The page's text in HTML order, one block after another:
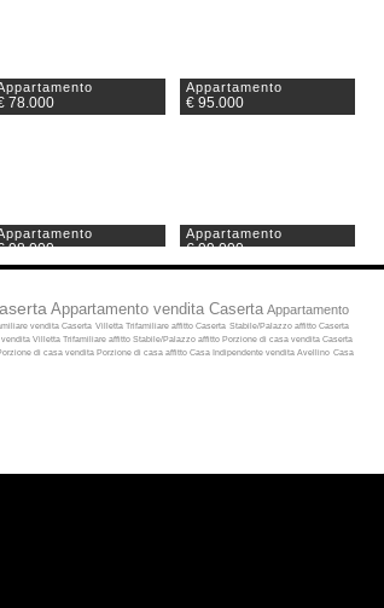
78.000
Appartamento
€ 95.000
98.000
Appartamento
€ 99.000
Appartamento vendita Caserta Appartamento
vendita Caserta Villetta Trifamiliare affitto Caserta Stabile/Palazzo affitto Caserta
vendita Villetta Trifamiliare affitto Stabile/Palazzo affitto Porzione di casa vendita Caserta
di casa vendita Porzione di casa affitto Casa Indipendente vendita Avellino Casa